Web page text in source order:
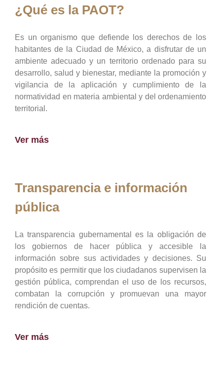
¿Qué es la PAOT?
Es un organismo que defiende los derechos de los
habitantes de la Ciudad de México, a disfrutar de un
ambiente adecuado y un territorio ordenado para su
desarrollo, salud y bienestar, mediante la promoción y
vigilancia de la aplicación y cumplimiento de la
normatividad en materia ambiental y del ordenamiento
territorial.
Ver más
Transparencia e información
pública
La transparencia gubernamental es la obligación de
los gobiernos de hacer pública y accesible la
información sobre sus actividades y decisiones. Su
propósito es permitir que los ciudadanos supervisen la
gestión pública, comprendan el uso de los recursos,
combatan la corrupción y promuevan una mayor
rendición de cuentas.
Ver más